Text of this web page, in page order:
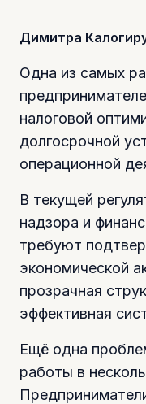
Димитра
Одна из самых
налоговой
долгосрочной
операционной
В текущей
надзора и
требуют
экономической
прозрачная
эффективная
Ещё одна
работы в